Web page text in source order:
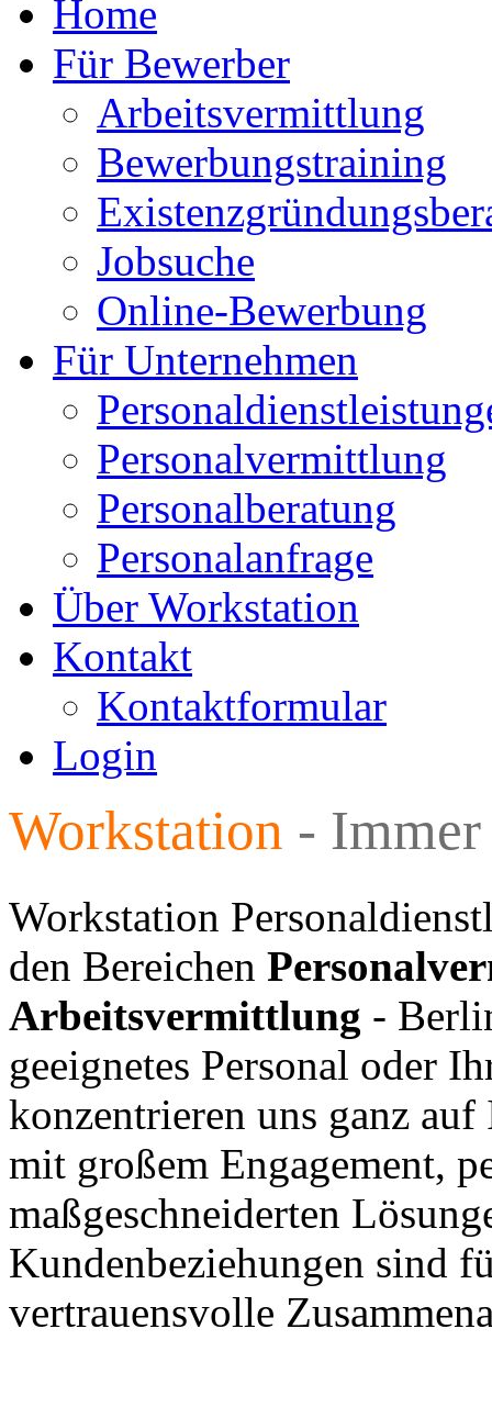
Home
Für Bewerber
Arbeitsvermittlung
Bewerbungstraining
Jobsuche
Online-Bewerbung
Für Unternehmen
Personalvermittlung
Personalberatung
Personalanfrage
Über Workstation
Kontakt
Kontaktformular
Login
Workstation -
Workstation
den Bereichen
Arbeitsvermittlung -
geeignetes Personal oder
konzentrieren uns ganz
mit großem Engagement,
maßgeschneiderten
Kundenbeziehungen sind
vertrauensvolle